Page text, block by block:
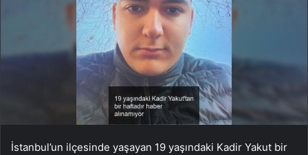
İstanbul’un ilçesinde yaşayan 19 yaşındaki Kadir Yakut bir